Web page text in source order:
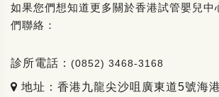
如果您們想知道更多關於香港試管嬰兒中
們聯絡：
診所電話： (0852) 3468-3168
地址：香港九龍尖沙咀廣東道5號海